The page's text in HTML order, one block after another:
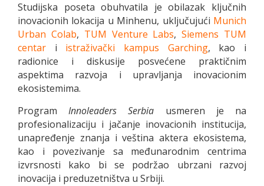
Studijska poseta obuhvatila je obilazak ključnih
inovacionih lokacija u Minhenu, uključujući Munich
Urban Colab, TUM Venture Labs,Siemens TUM
centar i istraživački kampus Garching, kao i
radionice i diskusije posvećene praktičnim
aspektima razvoja i upravljanja inovacionim
ekosistemima.
ProgramInnoleaders Serbia usmeren je na
profesionalizaciju i jačanje inovacionih institucija,
unapređenje znanja i veština aktera ekosistema,
kao i povezivanje sa međunarodnim centrima
izvrsnosti kako bi se podržao ubrzani razvoj
inovacija i preduzetništva u Srbiji.